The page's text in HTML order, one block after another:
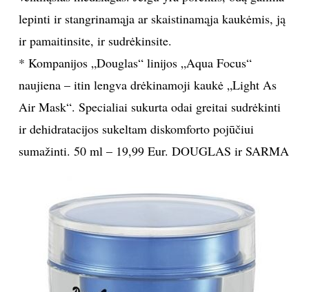
lepinti ir stangrinamąja ar skaistinamąja kaukėmis, ją
ir pamaitinsite, ir sudrėkinsite.
* Kompanijos „Douglas“ linijos „Aqua Focus“
naujiena – itin lengva drėkinamoji kaukė „Light As
Air Mask“. Specialiai sukurta odai greitai sudrėkinti
ir dehidratacijos sukeltam diskomforto pojūčiui
sumažinti. 50 ml – 19,99 Eur. DOUGLAS ir SARMA